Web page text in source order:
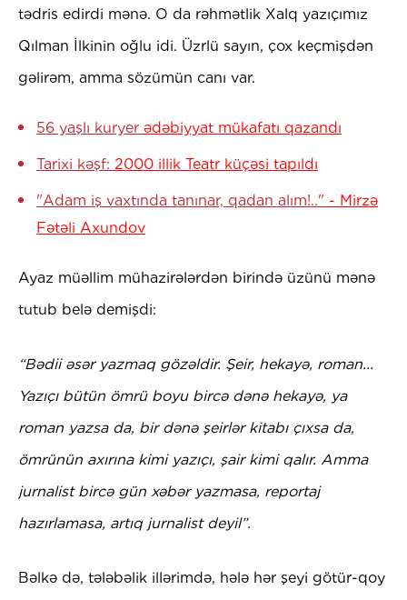
tədris edirdi mənə. O da rəhmətlik Xalq yazıçımız
Qılman İlkinin oğlu idi. Üzrlü sayın, çox keçmişdən
gəlirəm, amma sözümün canı var.
56 yaşlı kuryer ədəbiyyat mükafatı qazandı
Tarixi kəşf: 2000 illik Teatr küçəsi tapıldı
"Adam iş vaxtında tanınar, qadan alım!.." - Mirzə
Fətəli Axundov
Ayaz müəllim mühazirələrdən birində üzünü mənə
tutub belə demişdi:
“Bədii əsər yazmaq gözəldir. Şeir, hekayə, roman...
Yazıçı bütün ömrü boyu bircə dənə hekayə, ya
roman yazsa da, bir dənə şeirlər kitabı çıxsa da,
ömrünün axırına kimi yazıçı, şair kimi qalır. Amma
jurnalist bircə gün xəbər yazmasa, reportaj
hazırlamasa, artıq jurnalist deyil”.
Bəlkə də, tələbəlik illərimdə, hələ hər şeyi götür-qoy